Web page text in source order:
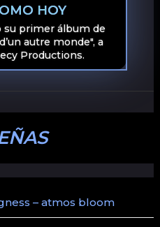
HOY
su primer álbum de
autre monde", a
Productions.
– atmos bloom